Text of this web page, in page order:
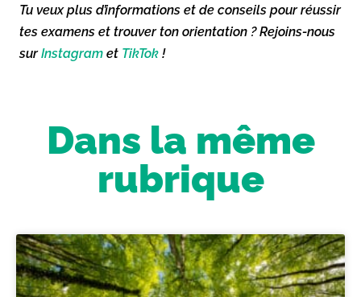
Tu veux plus d’informations et de conseils pour réussir
tes examens et trouver ton orientation ? Rejoins-nous
surInstagram et TikTok !
Dans la même
rubrique